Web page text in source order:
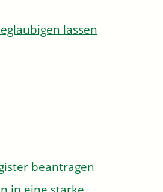
lassen
beantragen